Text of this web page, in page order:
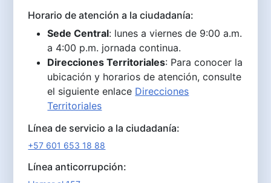
Horario de atención a la ciudadanía:
Sede Central: lunes a viernes de 9:00 a.m.
a 4:00 p.m. jornada continua.
Direcciones Territoriales: Para conocer la
ubicación y horarios de atención, consulte
el siguiente enlace Direcciones
Territoriales
Línea de servicio a la ciudadanía:
+57 601 653 18 88
Línea anticorrupción: